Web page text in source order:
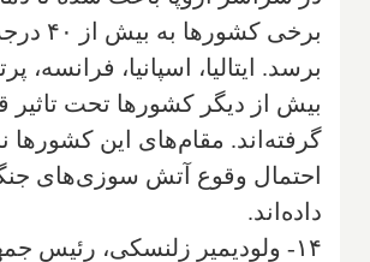
برخی
برسد. ایتالیا، اسپانیا، فرانسه،
بیش از دیگر کشورها تحت تاثیر
گرفته‌اند. مقام‌های این کشورها
احتمال وقوع آتش سوزی‌های
داده‌اند.
۱۴- ولودیمیر زلنسکی، رئیس